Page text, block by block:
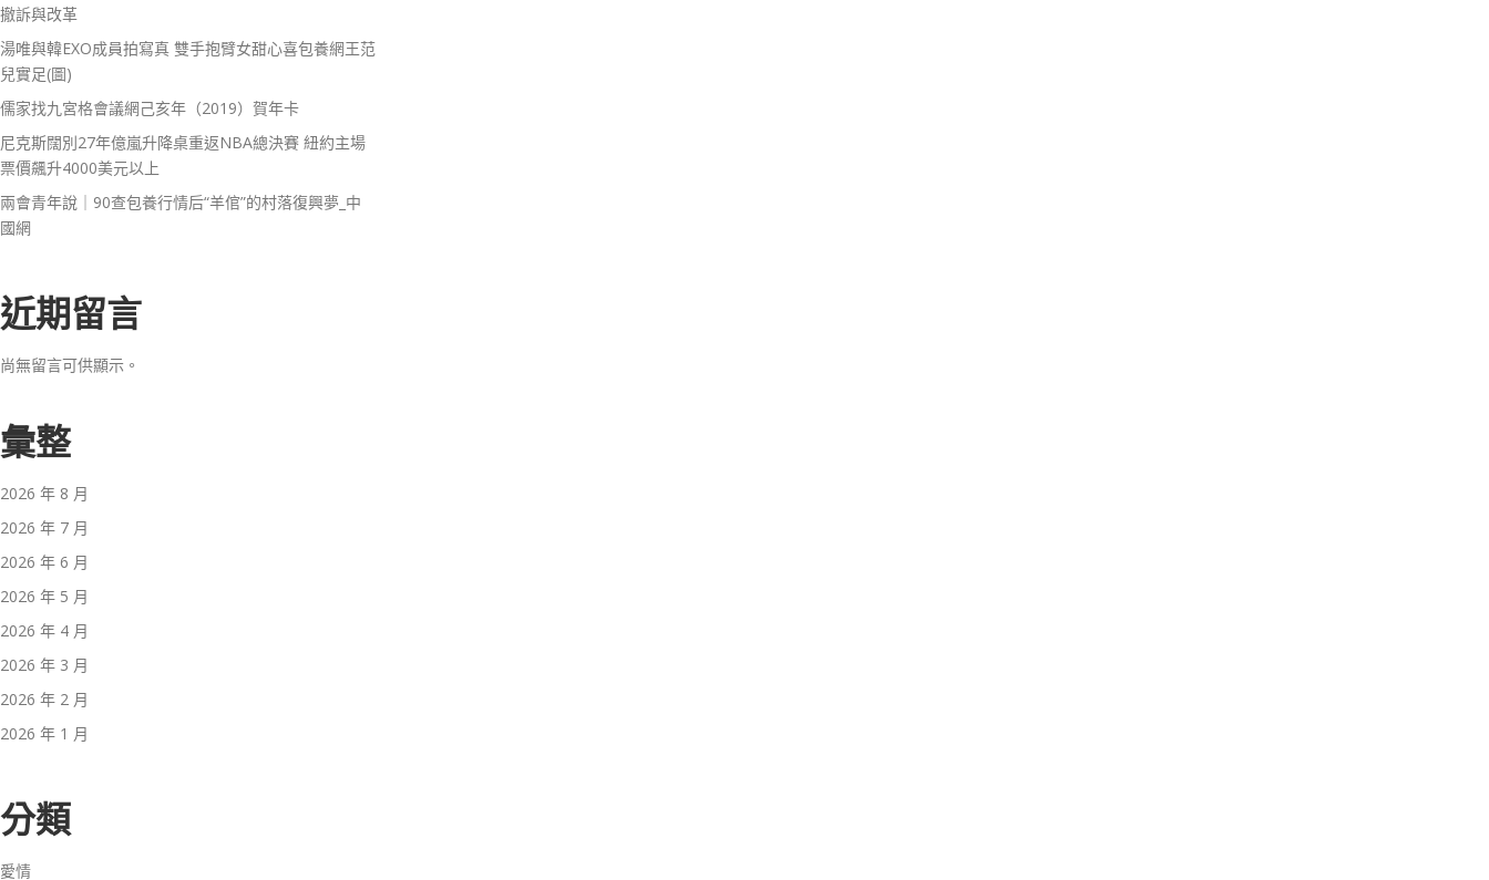
撤訴與改革
湯唯與韓EXO成員拍寫真 雙手抱臂女甜心喜包養網王范
兒實足(圖)
儒家找九宮格會議網己亥年（2019）賀年卡
尼克斯闊別27年億嵐升降桌重返NBA總決賽 紐約主場
票價飆升4000美元以上
兩會青年說｜90查包養行情后“羊倌”的村落復興夢_中
國網
近期留言
尚無留言可供顯示。
彙整
2026 年 8 月
2026 年 7 月
2026 年 6 月
2026 年 5 月
2026 年 4 月
2026 年 3 月
2026 年 2 月
2026 年 1 月
分類
愛情